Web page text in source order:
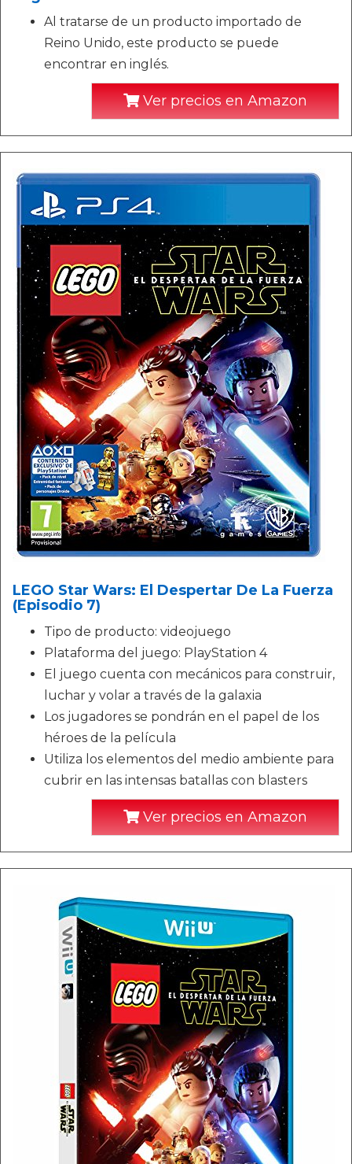
Al tratarse de un producto importado de
Reino Unido, este producto se puede
encontrar en inglés.
Ver precios en Amazon
LEGO Star Wars: El Despertar De La Fuerza
(Episodio 7)
Tipo de producto: videojuego
Plataforma del juego: PlayStation 4
El juego cuenta con mecánicos para construir,
luchar y volar a través de la galaxia
Los jugadores se pondrán en el papel de los
héroes de la película
Utiliza los elementos del medio ambiente para
cubrir en las intensas batallas con blasters
Ver precios en Amazon